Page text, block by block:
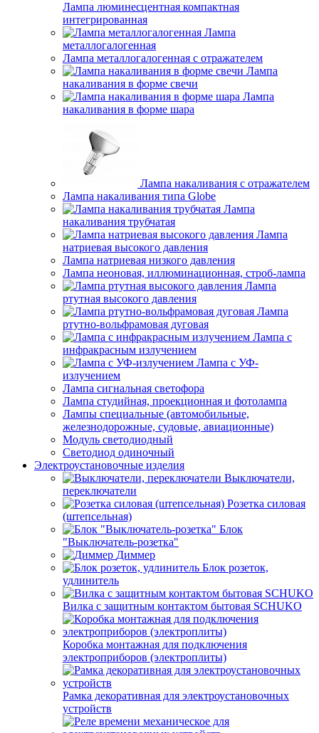
Лампа люминесцентная компактная
интегрированная
Лампа
металлогалогенная
Лампа металлогалогенная с отражателем
Лампа
накаливания в форме свечи
Лампа
накаливания в форме шара
Лампа накаливания с отражателем
Лампа накаливания типа Globe
Лампа
накаливания трубчатая
Лампа
натриевая высокого давления
Лампа натриевая низкого давления
Лампа неоновая, иллюминационная, строб-лампа
Лампа
ртутная высокого давления
Лампа
ртутно-вольфрамовая дуговая
Лампа с
инфракрасным излучением
Лампа с УФ-
излучением
Лампа сигнальная светофора
Лампа студийная, проекционная и фотолампа
Лампы специальные (автомобильные,
железнодорожные, судовые, авиационные)
Модуль светодиодный
Светодиод одиночный
Электроустановочные изделия
Выключатели,
переключатели
Розетка силовая
(штепсельная)
Блок
"Выключатель-розетка"
Диммер
Блок розеток,
удлинитель
Вилка с защитным контактом бытовая SCHUKO
Коробка монтажная для подключения
электроприборов (электроплиты)
Рамка декоративная для электроустановочных
устройств